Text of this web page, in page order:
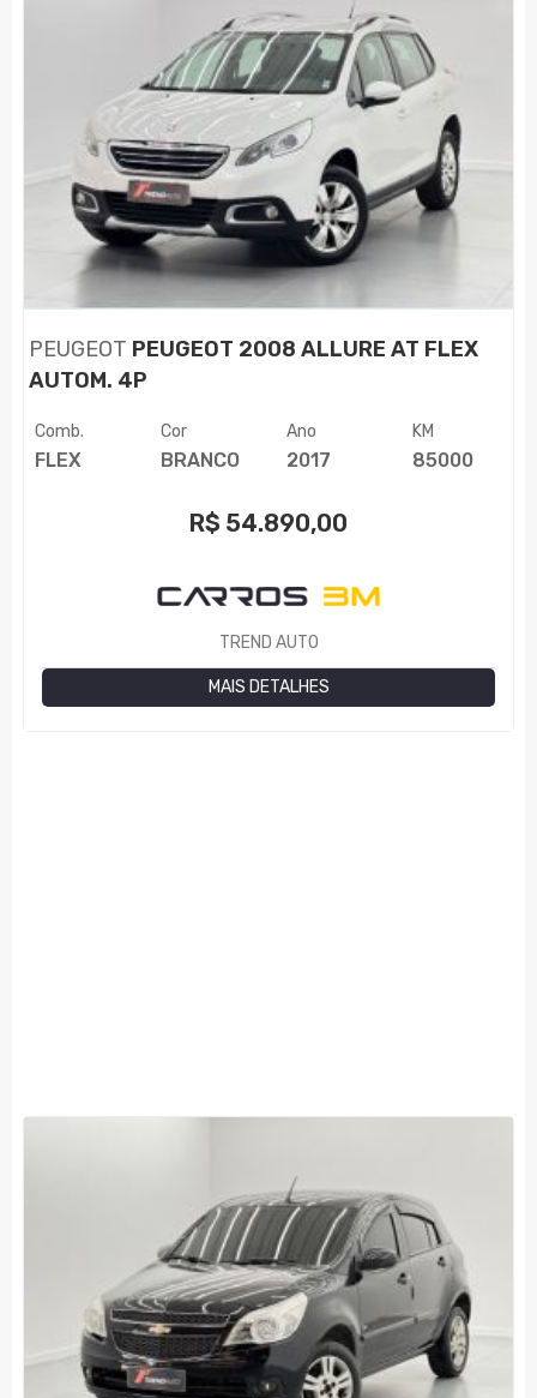
PEUGEOT PEUGEOT 2008 ALLURE AT FLEX
AUTOM. 4P
Comb.
FLEX
Cor
BRANCO
Ano
2017
KM
85000
R$ 54.890,00
TREND AUTO
MAIS DETALHES